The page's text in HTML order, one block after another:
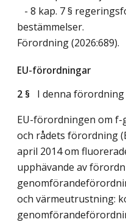
- 8 kap. 7 §
bestämmelser.
Förordning (2026:689).
EU-förordningar
2 § I denna förordning
EU-förordningen om f-
och rådets förordning
april 2014 om
upphävande av
och värmeutrustning: